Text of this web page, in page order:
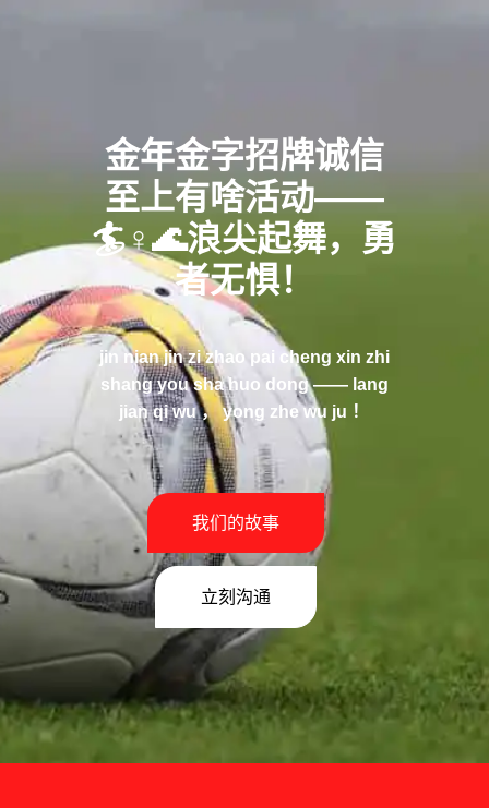
金年金字招牌诚信
至上有啥活动——
🏄♀️🌊浪尖起舞，勇
者无惧！
jin nian jin zi zhao pai cheng xin zhi
shang you sha huo dong ——️ lang
jian qi wu ， yong zhe wu ju ！
我们的故事
立刻沟通